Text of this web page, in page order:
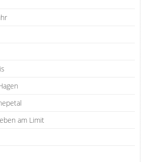
am Limit